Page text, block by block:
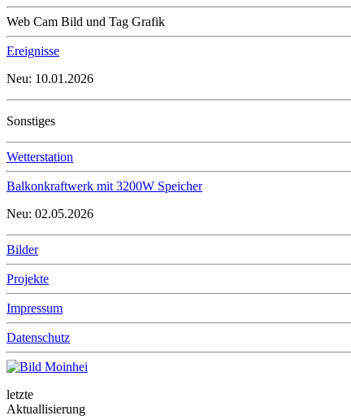
Web Cam Bild und Tag Grafik
Ereignisse
Neu: 10.01.2026
Sonstiges
Wetterstation
Balkonkraftwerk mit 3200W Speicher
Neu: 02.05.2026
Bilder
Projekte
Impressum
Datenschutz
letzte
Aktuallisierung